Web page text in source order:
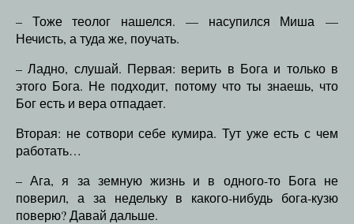
– Тоже теолог нашелся. — насупился Миша —
Нечисть, а туда же, поучать.
– Ладно, слушай. Первая: верить в Бога и только в
этого Бога. Не подходит, потому что ты знаешь, что
Бог есть и вера отпадает.
Вторая: не сотвори себе кумира. Тут уже есть с чем
работать…
– Ага, я за земную жизнь и в одного-то Бога не
поверил, а за недельку в какого-нибудь бога-кузю
поверю? Давай дальше.